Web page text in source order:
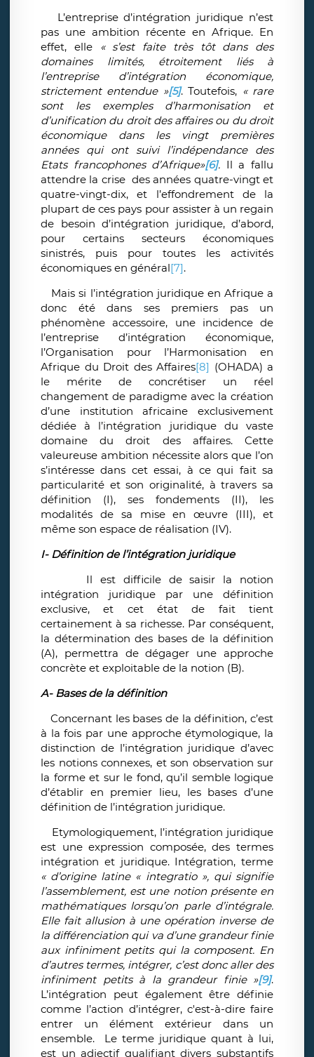
L’entreprise d’intégration juridique n’est
pas une ambition récente en Afrique. En
effet, elle
« s’est faite très tôt dans des
domaines limités, étroitement liés à
l’entreprise d’intégration économique,
strictement entendue »[5]. Toutefois, « rare
sont les exemples d’harmonisation et
d’unification du droit des affaires ou du droit
économique dans les vingt premières
années qui ont suivi l’indépendance des
Etats francophones d’Afrique»[6]. Il a fallu
attendre la crise des années quatre-vingt et
quatre-vingt-dix, et l’effondrement de la
plupart de ces pays pour assister à un regain
de besoin d’intégration juridique, d’abord,
pour certains secteurs économiques
sinistrés, puis pour toutes les activités
économiques en général[7].
Mais si l’intégration juridique en Afrique a
donc été dans ses premiers pas un
phénomène accessoire, une incidence de
l’entreprise d’intégration économique,
l’Organisation pour l’Harmonisation en
Afrique du Droit des Affaires[8] (OHADA) a
le mérite de concrétiser un réel
changement de paradigme avec la création
d’une institution africaine exclusivement
dédiée à l’intégration juridique du vaste
domaine du droit des affaires. Cette
valeureuse ambition nécessite alors que l’on
s’intéresse dans cet essai, à ce qui fait sa
particularité et son originalité, à travers sa
définition (I), ses fondements (II), les
modalités de sa mise en œuvre (III), et
même son espace de réalisation (IV).
I- Définition de l’intégration juridique
Il est difficile de saisir la notion
intégration juridique par une définition
exclusive, et cet état de fait tient
certainement à sa richesse. Par conséquent,
la détermination des bases de la définition
(A), permettra de dégager une approche
concrète et exploitable de la notion (B).
A- Bases de la définition
Concernant les bases de la définition, c’est
à la fois par une approche étymologique, la
distinction de l’intégration juridique d’avec
les notions connexes, et son observation sur
la forme et sur le fond, qu’il semble logique
d’établir en premier lieu, les bases d’une
définition de l’intégration juridique.
Etymologiquement, l’intégration juridique
est une expression composée, des termes
intégration et juridique. Intégration, terme
« d’origine latine « integratio », qui signifie
l’assemblement, est une notion présente en
mathématiques lorsqu’on parle d’intégrale.
Elle fait allusion à une opération inverse de
la différenciation qui va d’une grandeur finie
aux infiniment petits qui la composent. En
d’autres termes, intégrer, c’est donc aller des
infiniment petits à la grandeur finie »[9].
L’intégration peut également être définie
comme l’action d’intégrer, c'est-à-dire faire
entrer un élément extérieur dans un
ensemble. Le terme juridique quant à lui,
est un adjectif qualifiant divers substantifs